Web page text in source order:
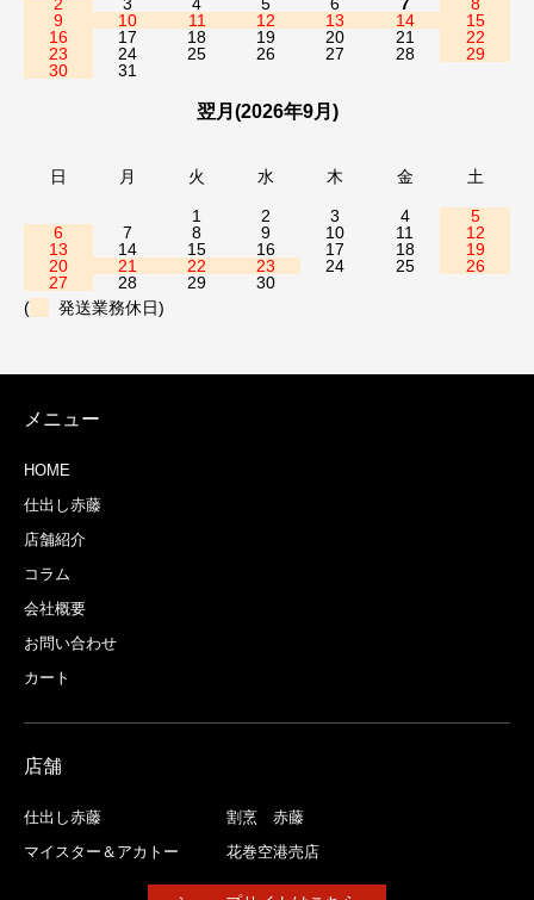
9
10 11 12 13 14
15
16
17 18 19 20 21
22
23
24 25 26 27 28
29
30
31
翌月(2026年9月)
日 月 火 水 木 金 土
1 2 3 4
5
6
7 8 9 10 11
12
13
14 15 16 17 18
19
20
21 22 23 24 25
26
27
28 29
30
(
発送業務休日)
メニュー
HOME
仕出し赤藤
店舗紹介
コラム
会社概要
お問い合わせ
カート
店舗
仕出し赤藤
割烹 赤藤
マイスター＆アカトー
花巻空港売店